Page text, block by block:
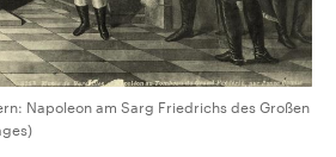
Napoleon am Sarg Friedrichs des Großen